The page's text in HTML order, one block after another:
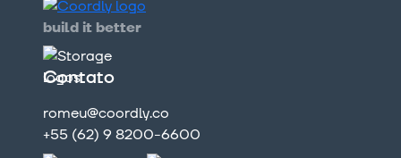
build it better
Contato
romeu@coordly.co
+55 (62) 9 8200-6600